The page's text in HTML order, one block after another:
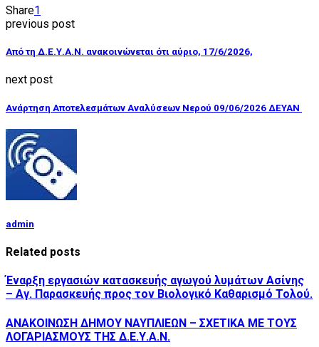
Share1
previous post
Από τη Δ.Ε.Υ.Α.Ν. ανακοινώνεται ότι αύριο, 17/6/2026,
next post
Ανάρτηση Αποτελεσμάτων Αναλύσεων Νερού 09/06/2026 ΔΕΥΑΝ
admin
Related posts
Έναρξη εργασιών κατασκευής αγωγού λυμάτων Ασίνης
– Αγ. Παρασκευής προς τον Βιολογικό Καθαρισμό Τολού.
ΑΝΑΚΟΙΝΩΣΗ ΔΗΜΟΥ ΝΑΥΠΛΙΕΩΝ – ΣΧΕΤΙΚΑ ΜΕ ΤΟΥΣ
ΛΟΓΑΡΙΑΣΜΟΥΣ ΤΗΣ Δ.Ε.Υ.Α.Ν.